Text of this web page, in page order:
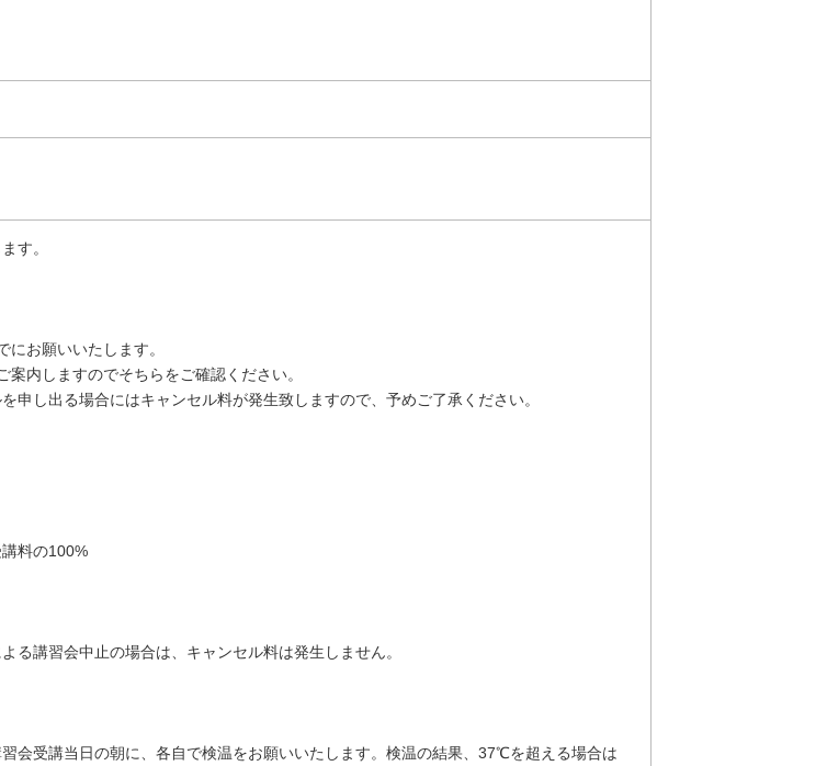
す。
お願いいたします。
内しますのでそちらをご確認ください。
申し出る場合にはキャンセル料が発生致しますので、予めご了承ください。
料の100%
る講習会中止の場合は、キャンセル料は発生しません。
会受講当日の朝に、各自で検温をお願いいたします。検温の結果、37℃を超える場合は